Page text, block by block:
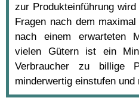
zur Produkteinführung
Fragen nach dem
nach einem erwarteten
vielen Gütern ist ein
Verbraucher zu billige
minderwertig einstufen und